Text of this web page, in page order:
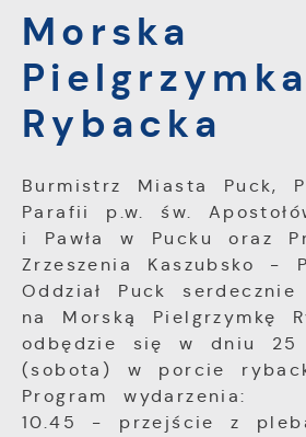
Morska
Pielgrzymka
Rybacka
Burmistrz Miasta Puck,
Parafii p.w. św.
i Pawła w Pucku oraz
Zrzeszenia Kaszubsko -
Oddział Puck serdecznie
na Morską Pielgrzymkę
odbędzie się w dniu 25
(sobota) w porcie
Program wydarzenia:
10.45 - przejście z
przez Ciebie działania w
dostosowania Twoich
prywatności, logowania czy
formularzy. Dzięki plikom
której korzystasz, może
zakłóceń.
Funkcjonalne i
Tego typu pliki cookies
internetowej zapamiętanie
określonych funkcjonalności
prezentowanych treści.
Dzięki tym plikom cookies
zapewnić Ci większy
funkcjonalności naszej
dopasowanie jej do Twoich
preferencji. Wyrażenie
funkcjonalne i
gwarantuje dostępność
funkcji na stronie.
Więcej
Analityczne
Analityczne pliki cookies
rozwijać się i
potrzeb.